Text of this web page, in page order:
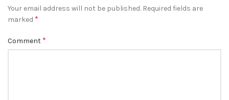
Your email address will not be published. Required fields are
marked *
Comment *